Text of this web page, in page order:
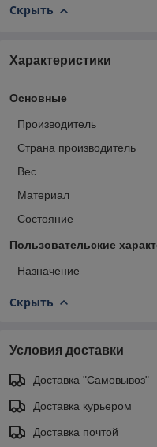
Скрыть
Характеристики
Основные
Производитель
Страна производитель
Вес
Материал
Состояние
Пользовательские
Назначение
Скрыть
Условия доставки
Доставка "Самовывоз"
Доставка курьером
Доставка почтой